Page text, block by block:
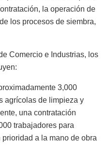
la operación de
los procesos de siembra,
Comercio e Industrias, los
3,000
agrícolas de limpieza y
una contratación
trabajadores para
a la mano de obra